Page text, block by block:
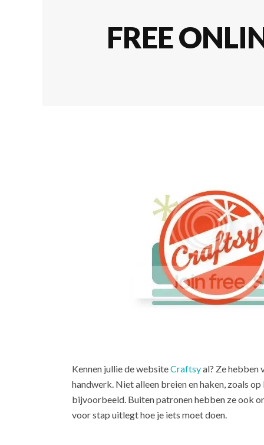
FREE
Kennen jullie de websiteCraftsyal? Ze hebben
handwerk. Niet alleen breien en haken, zoals
bijvoorbeeld. Buiten patronen hebben ze ook
voor stap uitlegt hoe je iets moet doen.